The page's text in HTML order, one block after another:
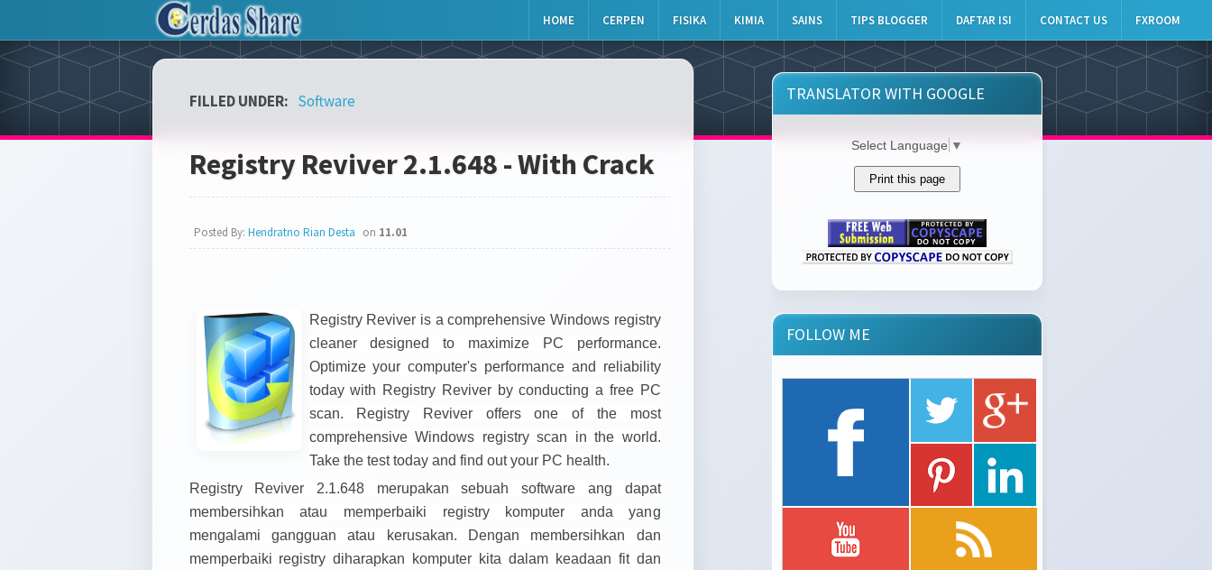
HOME CERPEN FISIKA KIMIA SAINS TIPS BLOGGER DAFTAR ISI CONTACT US FXROOM
FILLED UNDER: Software
Registry Reviver 2.1.648 - With Crack
Posted By: Hendratno Rian Desta on 11.01
Registry Reviver is a comprehensive Windows registry
cleaner designed to maximize PC performance.
Optimize your computer's performance and reliability
today with Registry Reviver by conducting a free PC
scan. Registry Reviver offers one of the most
comprehensive Windows registry scan in the world.
Take the test today and find out your PC health.
Registry Reviver 2.1.648merupakan sebuah software ang dapat
membersihkan atau memperbaiki registry komputer anda yang
mengalami gangguan atau kerusakan. Dengan membersihkan dan
memperbaiki registry diharapkan komputer kita dalam keadaan fit dan
TRANSLATOR WITH GOOGLE
Select Language ▼
FOLLOW ME